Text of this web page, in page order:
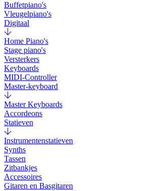
Buffetpiano's
Vleugelpiano's
Digitaal
Home Piano's
Stage piano's
Versterkers
Keyboards
MIDI-Controller
Master-keyboard
Master Keyboards
Accordeons
Statieven
Instrumentenstatieven
Synths
Tassen
Zitbankjes
Accessoires
Gitaren en Basgitaren